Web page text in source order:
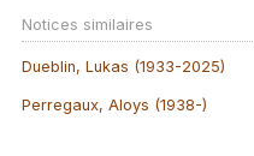
Notices similaires
Dueblin, Lukas (1933-2025)
Perregaux, Aloys (1938-)